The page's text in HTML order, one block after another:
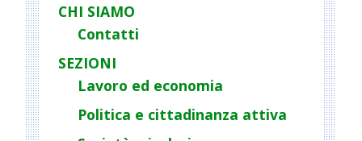
CHI SIAMO
Contatti
SEZIONI
Lavoro ed economia
Politica e cittadinanza attiva